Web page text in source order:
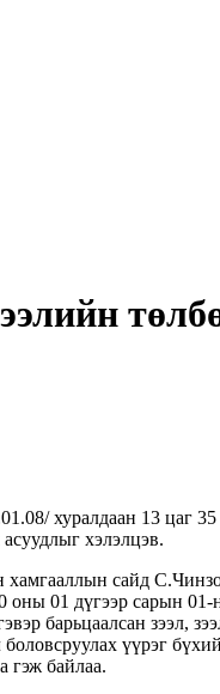
хуралдаан 13 цаг
хэлэлцэв.
сайд
оны 01 дүгээр сарын
барьцаалсан зээл,
үүрэг
гэж байлаа.